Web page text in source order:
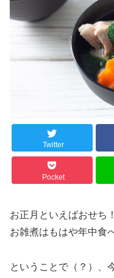
Twitter
Pocket
お正月といえばおせち
お雑煮はもはや年中食
ということで（？）、